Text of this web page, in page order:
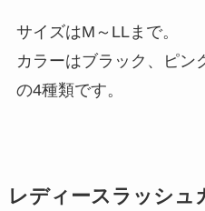
サイズはM～LLまで。
カラーはブラック、ピン
の4種類です。
レディースラッシ